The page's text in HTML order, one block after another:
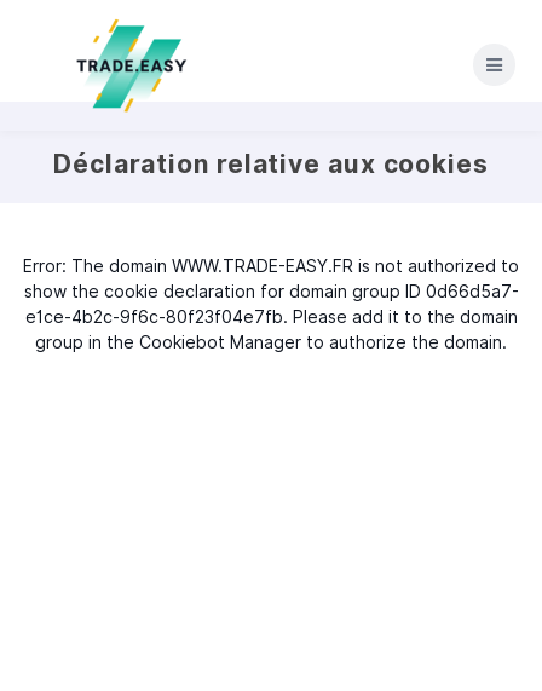
Déclaration relative aux cookies
Error: The domain WWW.TRADE-EASY.FR is not authorized to
show the cookie declaration for domain group ID 0d66d5a7-
e1ce-4b2c-9f6c-80f23f04e7fb. Please add it to the domain
group in the Cookiebot Manager to authorize the domain.